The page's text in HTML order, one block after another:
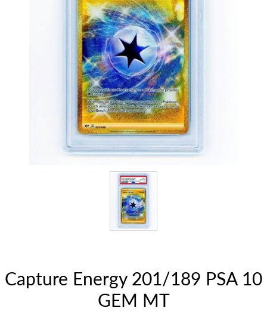
Capture Energy 201/189 PSA 10
GEM MT